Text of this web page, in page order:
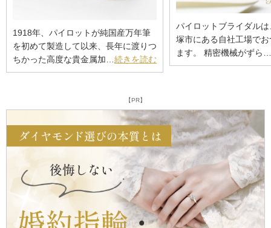
1918年、パイロットが純国産万年筆
を初めて製造して以来、長年に渡りつ
ちかった高度な貴金属加…続きを読む
パイロットブライダル
塚市にある自社工場で
ます。 精密機械がずら…
【PR】